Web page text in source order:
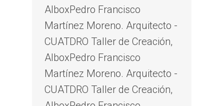
AlboxPedro Francisco
Martínez Moreno. Arquitecto -
CUATDRO Taller de Creación,
AlboxPedro Francisco
Martínez Moreno. Arquitecto -
CUATDRO Taller de Creación,